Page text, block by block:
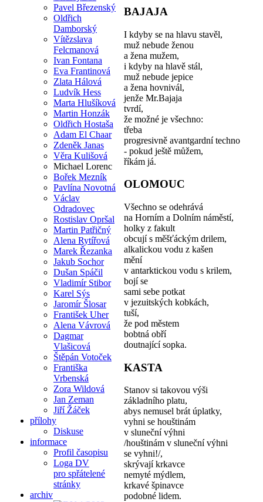
Pavel Březenský
Oldřich
Damborský
Vítězslava
Felcmanová
Ivan Fontana
Eva Frantinová
Zlata Hálová
Ludvík Hess
Marta Hlušíková
Martin Honzák
Oldřich Hostaša
Adam El Chaar
Zdeněk Janas
Věra Kulišová
Michael Lorenc
Bořek Mezník
Pavlína Novotná
Václav
Odradovec
Rostislav Opršal
Martin Patřičný
Alena Rytířová
Marek Řezanka
Jakub Sochor
Dušan Spáčil
Vladimír Stibor
Karel Sýs
Jaromír Šlosar
František Uher
Alena Vávrová
Dagmar
Vlašicová
Štěpán Votoček
Františka
Vrbenská
Zora Wildová
Jan Zeman
Jiří Žáček
přílohy
Diskuse
informace
Profil časopisu
Loga DV
pro spřátelené
stránky
archiv
BAJAJA
I kdyby se na hlavu stavěl,
muž nebude ženou
a žena mužem,
i kdyby na hlavě stál,
muž nebude jepice
a žena hovnivál,
jenže Mr.Bajaja
tvrdí,
že možné je všechno:
třeba
progresivně avantgardní techno
- pokud ještě můžem,
říkám já.
OLOMOUC
Všechno se odehrává
na Horním a Dolním náměstí,
holky z fakult
obcují s měšťáckým drilem,
alkalickou vodu z kašen
mění
v antarktickou vodu s krilem,
bojí se
sami sebe potkat
v jezuitských kobkách,
tuší,
že pod městem
bobtná obří
doutnající sopka.
KASTA
Stanov si takovou výši
základního platu,
abys nemusel brát úplatky,
vyhni se houštinám
v sluneční výhni
/houštinám v sluneční výhni
se vyhni!/,
skrývají krkavce
nemyté mýdlem,
krkavé špinavce
podobné lidem.